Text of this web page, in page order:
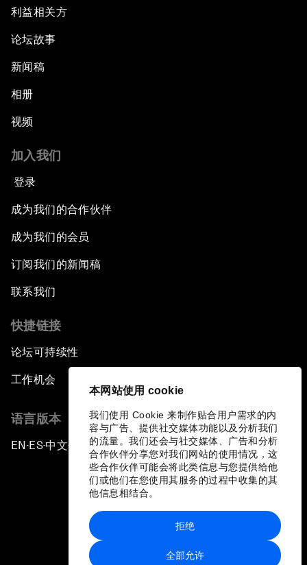
本网站使用 cookie
我们使用 Cookie 来制作贴合用户需求的内
容与广告、提供社交媒体功能以及分析我们
的流量。我们还会与社交媒体、广告和分析
合作伙伴分享您对我们网站的使用情况，这
些合作伙伴可能会将此类信息与您提供给他
们或他们在您使用其服务的过程中收集的其
他信息相结合。
全部允许
拒绝
利益相关方
论坛故事
新闻稿
相册
视频
加入我们
登录
成为我们的合作伙伴
成为我们的会员
订阅我们的新闻稿
联系我们
快捷链接
论坛可持续性
工作机会
语言版本
EN ▪ ES▪中文▪ 日本語